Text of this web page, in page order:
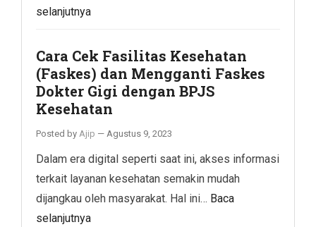
selanjutnya
Cara Cek Fasilitas Kesehatan
(Faskes) dan Mengganti Faskes
Dokter Gigi dengan BPJS
Kesehatan
Posted by Ajip — Agustus 9, 2023
Dalam era digital seperti saat ini, akses informasi
terkait layanan kesehatan semakin mudah
dijangkau oleh masyarakat. Hal ini… Baca
selanjutnya